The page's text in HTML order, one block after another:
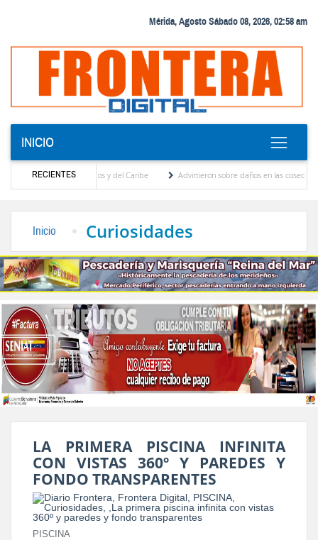
Mérida, Agosto Sábado 08, 2026, 02:58 am
INICIO
RECIENTES
Centroamericanos y del Caribe
Advirtieron sobre daños en las cosechas de los
Inicio Curiosidades
LA PRIMERA PISCINA INFINITA
CON VISTAS 360º Y PAREDES Y
FONDO TRANSPARENTES
PISCINA